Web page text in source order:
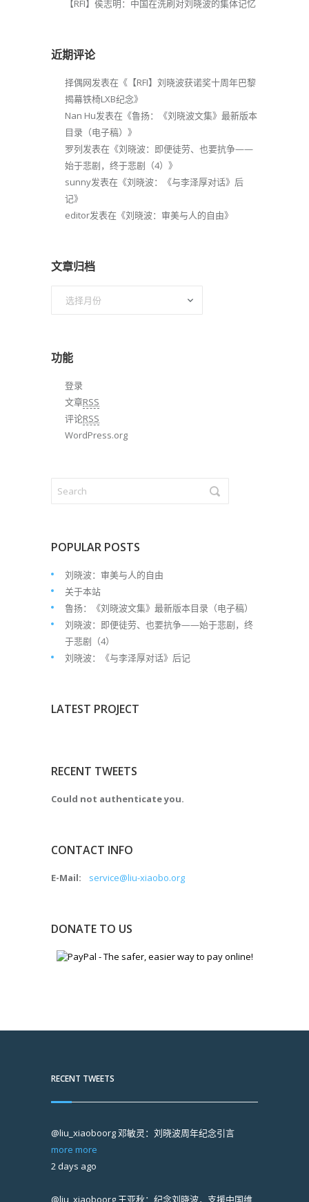
【RFI】侯志明：中国在洗刷对刘晓波的集体记忆
近期评论
择偶网发表在《 【RFI】刘晓波获诺奖十周年巴黎
揭幕铁椅LXB纪念》
Nan Hu发表在《鲁扬：《刘晓波文集》最新版本
目录（电子稿） 》
罗列发表在《刘晓波：即便徒劳、也要抗争——
始于悲剧，终于悲剧（4） 》
sunny发表在《刘晓波：《与李泽厚对话》后
记》
editor发表在《刘晓波：审美与人的自由》
文章归档
功能
登录
文章RSS
评论RSS
WordPress.org
POPULAR POSTS
刘晓波：审美与人的自由
关于本站
鲁扬：《刘晓波文集》最新版本目录（电子稿）
刘晓波：即便徒劳、也要抗争——始于悲剧，终
于悲剧（4）
刘晓波：《与李泽厚对话》后记
LATEST PROJECT
RECENT TWEETS
Could not authenticate you.
CONTACT INFO
E-Mail: service@liu-xiaobo.org
DONATE TO US
RECENT TWEETS
@liu_xiaoboorg邓敏灵：刘晓波周年纪念引言
more more
2 days ago
@liu_xiaoboorg 王亚秋：纪念刘晓波，支援中国维